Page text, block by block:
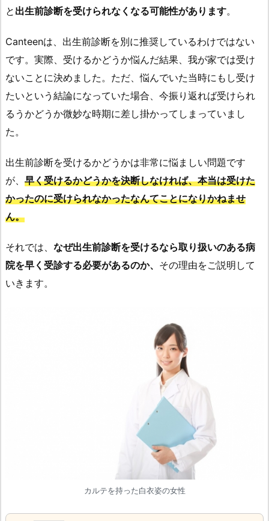
と 出生前診断を受けられなくなる可能性があります。
Canteenは、出生前診断を別に推奨しているわけではない
です。実際、受けるかどうか悩んだ結果、我が家では受け
ないことに決めました。ただ、悩んでいた当時にもし受け
たいという結論になっていた場合、今振り返れば受けられ
るうかどうか微妙な時期に差し掛かってしまっていまし
た。
出生前診断を受けるかどうかは非常に悩ましい問題です
が、 早く受けるかどうかを決断しなければ、本当は受けた
かったのに受けられなかったなんてことになりかねませ
ん。
それでは、 なぜ出生前診断を受けるなら取り扱いのある病
院を早く受診する必要があるのか、 その理由をご説明して
いきます。
カルテを持った白衣姿の女性